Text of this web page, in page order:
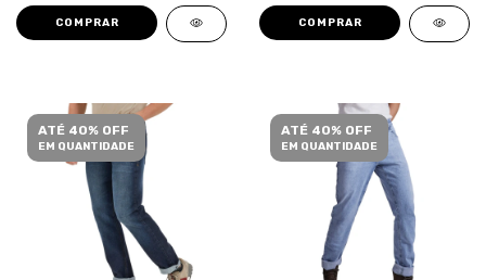
COMPRAR COMPRAR
ATÉ 40% OFF
EM QUANTIDADE
ATÉ 40% OFF
EM QUANTIDADE